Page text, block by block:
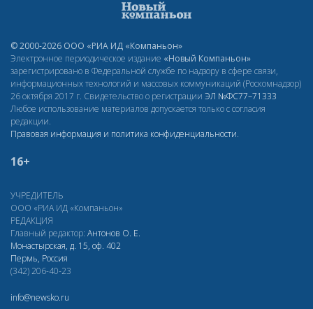
© 2000-2026 ООО «РИА ИД «Компаньон»
Электронное периодическое издание «Новый Компаньон»
зарегистрировано в Федеральной службе по надзору в сфере связи,
информационных технологий и массовых коммуникаций (Роскомнадзор)
26 октября 2017 г. Свидетельство о регистрации ЭЛ №ФС77–71333
Любое использование материалов допускается только с согласия
редакции.
Правовая информация и политика конфиденциальности.
16+
УЧРЕДИТЕЛЬ
ООО «РИА ИД «Компаньон»
РЕДАКЦИЯ
Главный редактор: Антонов О. Е.
Монастырская, д. 15, оф. 402
Пермь, Россия
(342) 206-40-23
info@newsko.ru